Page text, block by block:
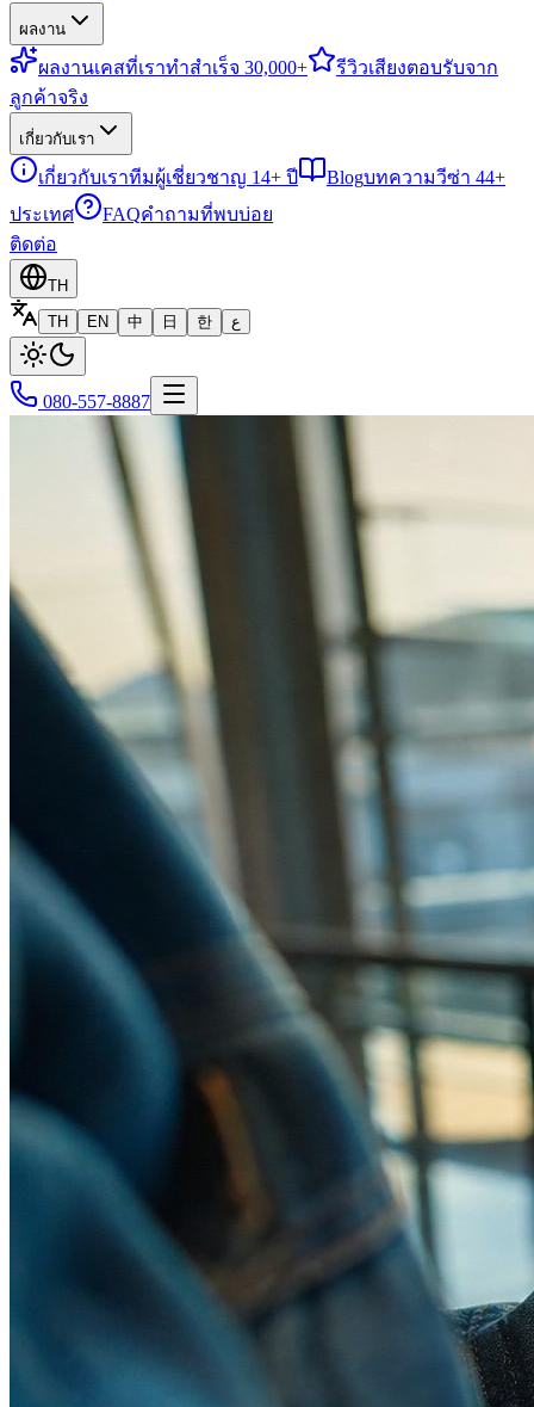
ผลงาน
ผลงานเคสที่เราทำสำเร็จ 30,000+ รีวิวเสียงตอบรับจาก
ลูกค้าจริง
เกี่ยวกับเรา
เกี่ยวกับเราทีมผู้เชี่ยวชาญ 14+ ปี Blogบทความวีซ่า 44+
ประเทศ
FAQคำถามที่พบบ่อย
ติดต่อ
TH
TH
EN 中 日 한 ع
080-557-8887